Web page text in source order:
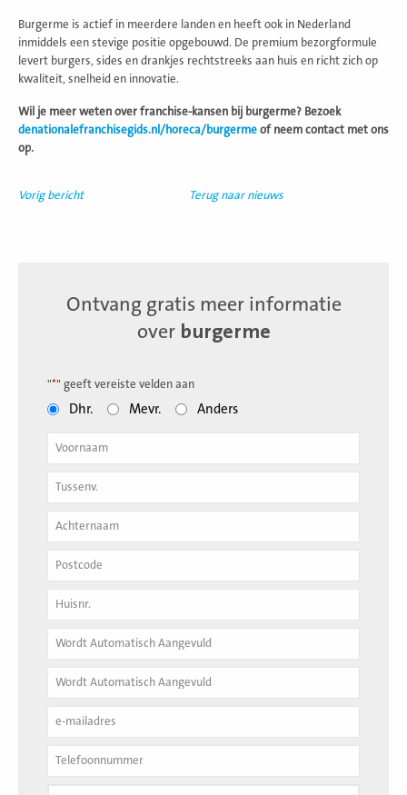
Burgerme is actief in meerdere landen en heeft ook in Nederland
inmiddels een stevige positie opgebouwd. De premium bezorgformule
levert burgers, sides en drankjes rechtstreeks aan huis en richt zich op
kwaliteit, snelheid en innovatie.
Wil je meer weten over franchise-kansen bij burgerme? Bezoek
denationalefranchisegids.nl/horeca/burgerme of neem contact met ons
op.
Vorig bericht Terug naar nieuws
Ontvang gratis meer informatie
over burgerme
"*" geeft vereiste velden aan
Dhr. Mevr. Anders